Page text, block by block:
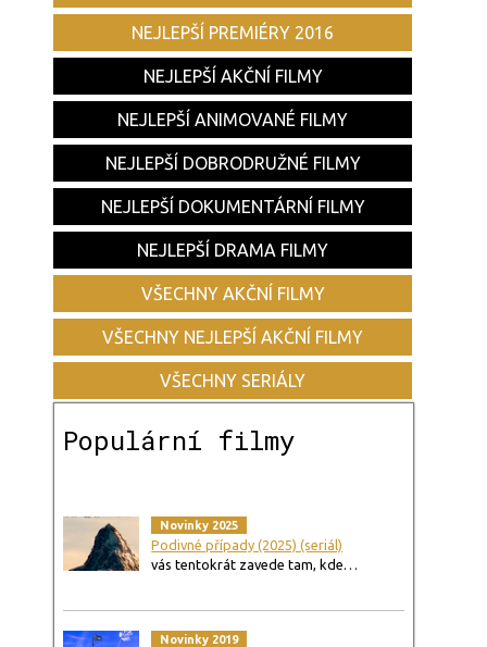
NEJLEPŠÍ PREMIÉRY 2016
NEJLEPŠÍ AKČNÍ FILMY
NEJLEPŠÍ ANIMOVANÉ FILMY
NEJLEPŠÍ DOBRODRUŽNÉ FILMY
NEJLEPŠÍ DOKUMENTÁRNÍ FILMY
NEJLEPŠÍ DRAMA FILMY
VŠECHNY AKČNÍ FILMY
VŠECHNY NEJLEPŠÍ AKČNÍ FILMY
VŠECHNY SERIÁLY
Populární filmy
Novinky 2025
Podivné případy (2025) (seriál)
vás tentokrát zavede tam, kde…
Novinky 2019